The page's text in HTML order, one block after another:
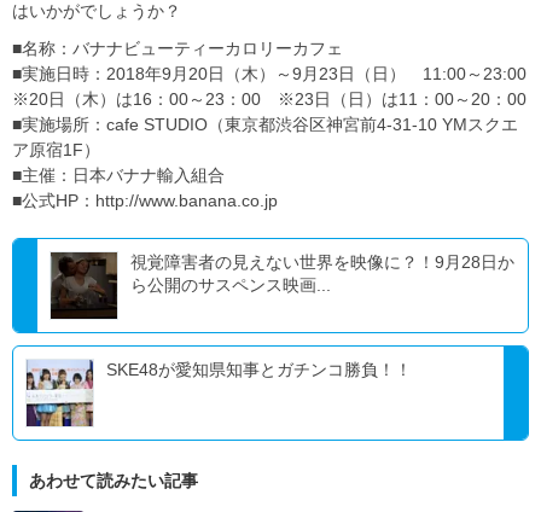
はいかがでしょうか？
■名称：バナナビューティーカロリーカフェ
■実施日時：2018年9月20日（木）～9月23日（日） 11:00～23:00
※20日（木）は16：00～23：00 ※23日（日）は11：00～20：00
■実施場所：cafe STUDIO（東京都渋谷区神宮前4-31-10 YMスクエ
ア原宿1F）
■主催：日本バナナ輸入組合
■公式HP：http://www.banana.co.jp
視覚障害者の見えない世界を映像に？！9月28日か
ら公開のサスペンス映画...
SKE48が愛知県知事とガチンコ勝負！！
あわせて読みたい記事